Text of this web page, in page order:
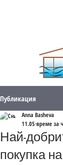
Публикация
Най-
покупка
Anna Basheva
11.05 време за